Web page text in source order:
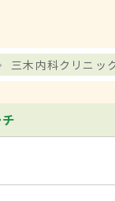
三木内科クリニッ